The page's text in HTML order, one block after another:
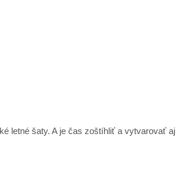
letné šaty. A je čas zoštíhliť a vytvarovať aj